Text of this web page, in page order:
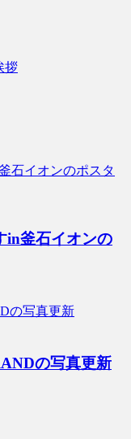
in釜石イオンの
の写真更新